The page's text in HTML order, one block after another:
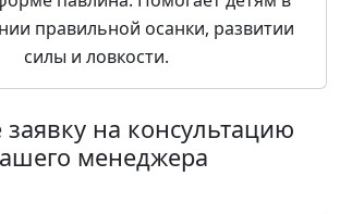
правильной осанки, развитии
силы и ловкости.
заявку на консультацию
менеджера